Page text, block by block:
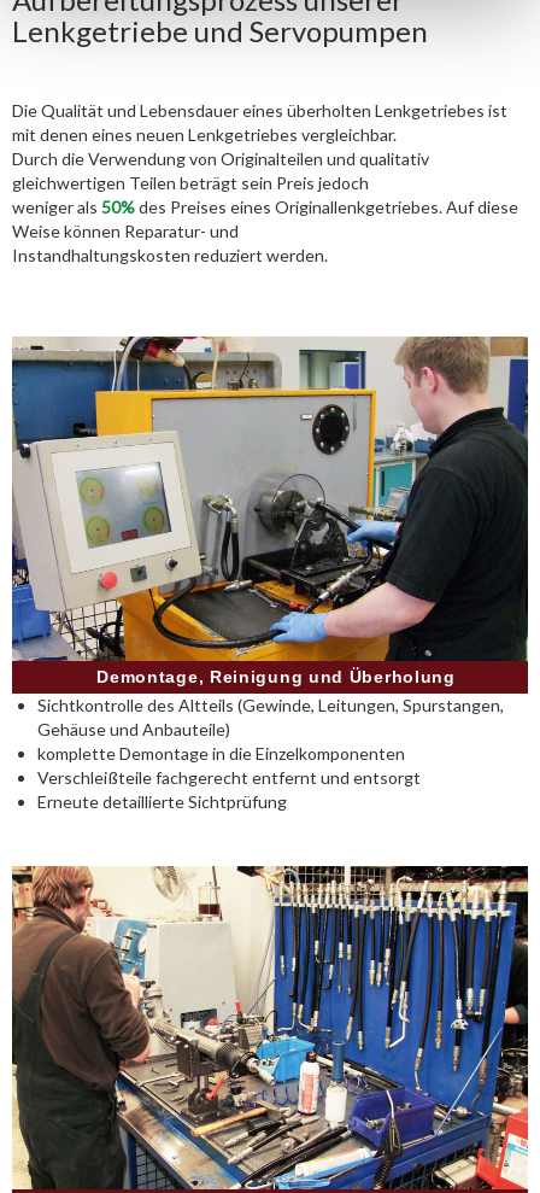
Lenkgetriebe und Servopumpen
Die Qualität und Lebensdauer eines überholten Lenkgetriebes ist
mit denen eines neuen Lenkgetriebes vergleichbar.
Durch die Verwendung von Originalteilen und qualitativ
gleichwertigen Teilen beträgt sein Preis jedoch
weniger als 50%des Preises eines Originallenkgetriebes. Auf diese
Weise können Reparatur- und
Instandhaltungskosten reduziert werden.
Demontage, Reinigung und Überholung
Sichtkontrolle des Altteils (Gewinde, Leitungen, Spurstangen,
Gehäuse und Anbauteile)
komplette Demontage in die Einzelkomponenten
Verschleißteile fachgerecht entfernt und entsorgt
Erneute detaillierte Sichtprüfung